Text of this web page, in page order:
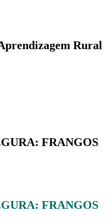
Rural
FRANGOS
FRANGOS